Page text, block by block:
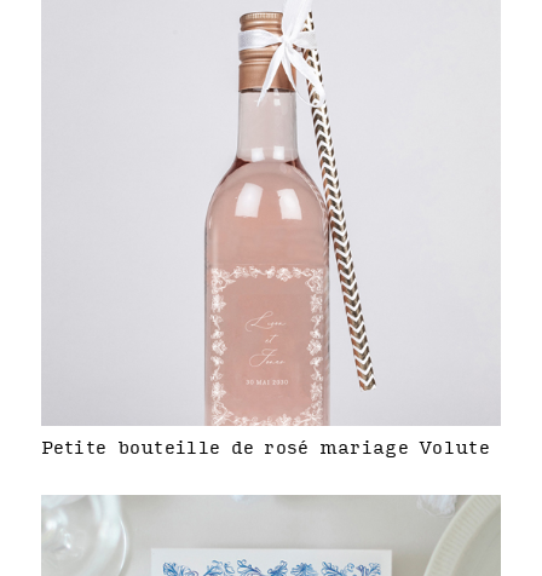
Petite bouteille de rosé mariage Volute